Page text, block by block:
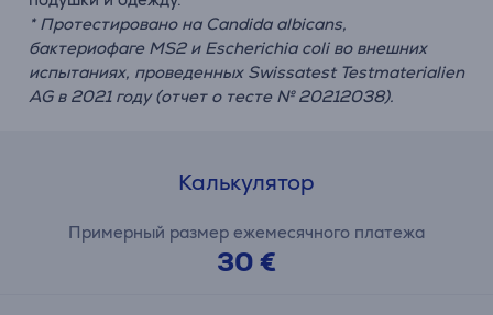
* Протестировано на Candida albicans,
бактериофаге MS2 и Escherichia coli во внешних
испытаниях, проведенных Swissatest Testmaterialien
AG в 2021 году (отчет о тесте № 20212038).
Калькулятор
Примерный размер ежемесячного платежа
30 €